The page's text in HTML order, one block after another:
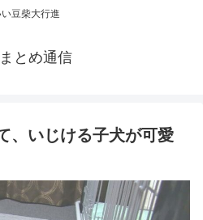
い豆柴大行進
とめ通信
、いじける子犬が可愛